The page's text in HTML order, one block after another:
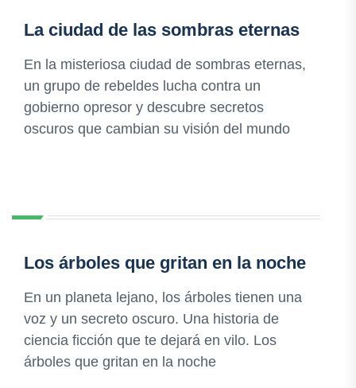
La ciudad de las sombras eternas
En la misteriosa ciudad de sombras eternas,
un grupo de rebeldes lucha contra un
gobierno opresor y descubre secretos
oscuros que cambian su visión del mundo
Los árboles que gritan en la noche
En un planeta lejano, los árboles tienen una
voz y un secreto oscuro. Una historia de
ciencia ficción que te dejará en vilo. Los
árboles que gritan en la noche